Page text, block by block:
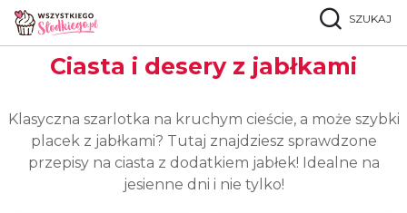
SZUKAJ
Strona główna
Ciasta i desery z jabłkami
Klasyczna szarlotka na kruchym cieście, a może szybki
placek z jabłkami? Tutaj znajdziesz sprawdzone
przepisy na ciasta z dodatkiem jabłek! Idealne na
jesienne dni i nie tylko!